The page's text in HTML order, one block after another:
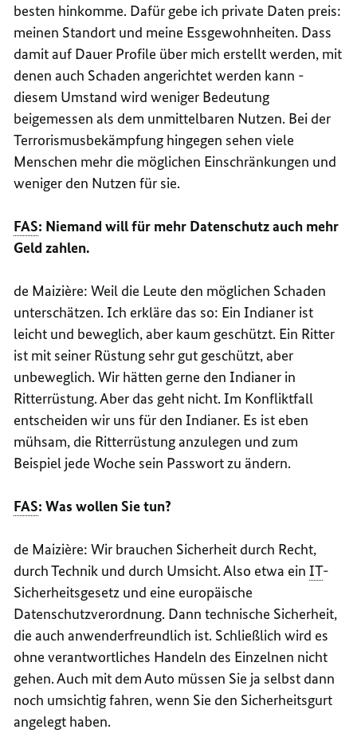
besten hinkomme. Dafür gebe ich private Daten preis:
meinen Standort und meine Essgewohnheiten. Dass
damit auf Dauer Profile über mich erstellt werden, mit
denen auch Schaden angerichtet werden kann -
diesem Umstand wird weniger Bedeutung
beigemessen als dem unmittelbaren Nutzen. Bei der
Terrorismusbekämpfung hingegen sehen viele
Menschen mehr die möglichen Einschränkungen und
weniger den Nutzen für sie.
FAS: Niemand will für mehr Datenschutz auch mehr
Geld zahlen.
de Maizière: Weil die Leute den möglichen Schaden
unterschätzen. Ich erkläre das so: Ein Indianer ist
leicht und beweglich, aber kaum geschützt. Ein Ritter
ist mit seiner Rüstung sehr gut geschützt, aber
unbeweglich. Wir hätten gerne den Indianer in
Ritterrüstung. Aber das geht nicht. Im Konfliktfall
entscheiden wir uns für den Indianer. Es ist eben
mühsam, die Ritterrüstung anzulegen und zum
Beispiel jede Woche sein Passwort zu ändern.
FAS: Was wollen Sie tun?
de Maizière: Wir brauchen Sicherheit durch Recht,
durch Technik und durch Umsicht. Also etwa einIT-
Sicherheitsgesetz und eine europäische
Datenschutzverordnung. Dann technische Sicherheit,
die auch anwenderfreundlich ist. Schließlich wird es
ohne verantwortliches Handeln des Einzelnen nicht
gehen. Auch mit dem Auto müssen Sie ja selbst dann
noch umsichtig fahren, wenn Sie den Sicherheitsgurt
angelegt haben.